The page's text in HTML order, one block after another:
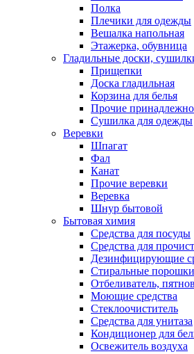
Полка
Плечики для одежды
Вешалка напольная
Этажерка, обувница
Гладильные доски,
Прищепки
Доска гладильная
Корзина для белья
Прочие
Сушилка для одежды
Веревки
Шпагат
Фал
Канат
Прочие веревки
Веревка
Шнур бытовой
Бытовая химия
Средства для посуды
Средства для
Дезинфицирующие
Стиральные порошки
Отбеливатель,
Моющие средства
Стеклоочиститель
Средства для унитаза
Кондиционер для
Освежитель воздуха